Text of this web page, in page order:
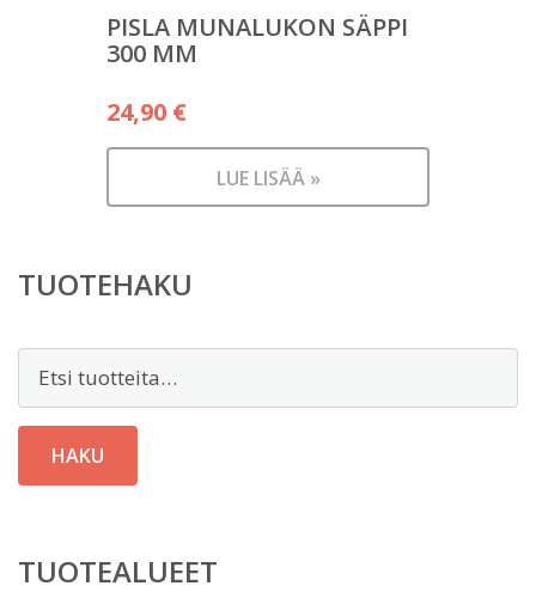
PISLA MUNALUKON SÄPPI
300 MM
24,90 €
LUE LISÄÄ »
TUOTEHAKU
Etsi:
HAKU
TUOTEALUEET